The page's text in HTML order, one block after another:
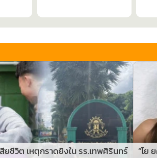
ยชีวิต เหตุกราดยิงใน รร.เทพศิรินทร์
“โย